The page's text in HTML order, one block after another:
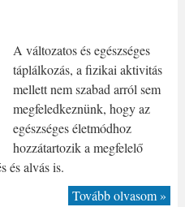
A változatos és egészséges
táplálkozás, a fizikai aktivitás
mellett nem szabad arról sem
megfeledkeznünk, hogy az
egészséges életmódhoz
hozzátartozik a megfelelő
és alvás is.
Tovább olvasom »